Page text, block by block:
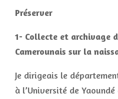
Préserver
1- Collecte et archivage
Camerounais sur la
Je dirigeais le
à l’Université de